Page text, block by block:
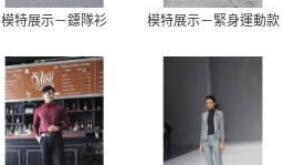
模特展示－鏢隊衫 模特展示－緊身運動款